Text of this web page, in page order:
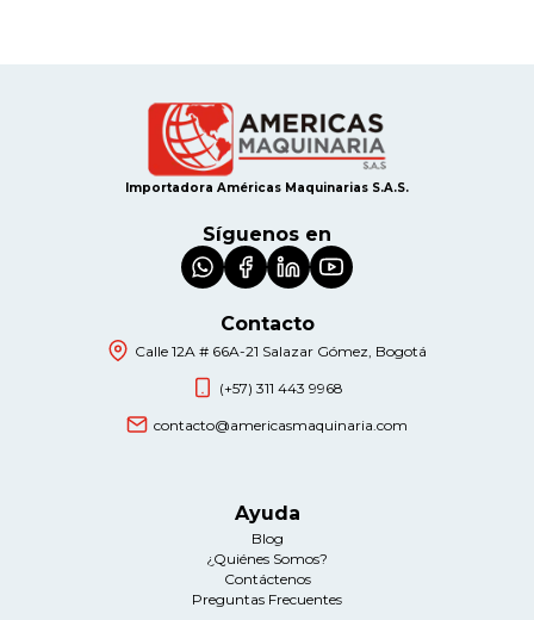
Importadora Américas Maquinarias S.A.S.
Síguenos en
Contacto
Calle 12A # 66A-21 Salazar Gómez, Bogotá
(+57) 311 443 9968
contacto@americasmaquinaria.com
Ayuda
Blog
¿Quiénes Somos?
Contáctenos
Preguntas Frecuentes